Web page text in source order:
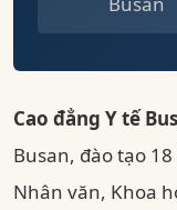
Cao đẳng Y tế
Busan, đào tạo
Nhân văn, Khoa